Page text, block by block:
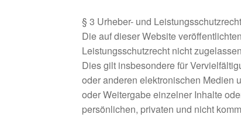
§ 3 Urheber- und
Die auf dieser Website
Leistungsschutzrecht nicht
Dies gilt insbesondere für
oder anderen elektronischen Medien
oder Weitergabe einzelner Inhalte
persönlichen, privaten und nicht